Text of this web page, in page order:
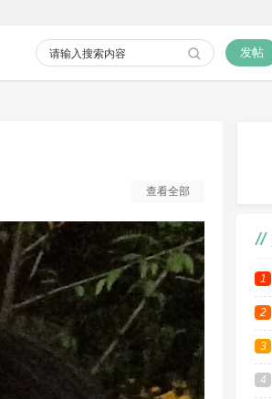
发帖
查看全部
1
2
3
4